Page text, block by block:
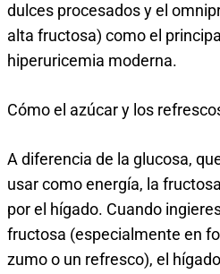
dulces procesados y el
alta fructosa) como el
hiperuricemia moderna.
Cómo el azúcar y los
A diferencia de la glucosa,
usar como energía, la
por el hígado. Cuando
fructosa (especialmente en
zumo o un refresco), el